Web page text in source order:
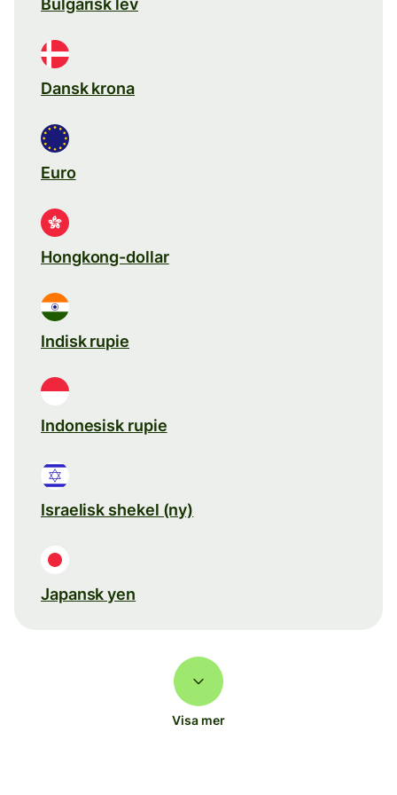
Bulgarisk lev
Dansk krona
Euro
Hongkong-dollar
Indisk rupie
Indonesisk rupie
Israelisk shekel (ny)
Japansk yen
Visa mer